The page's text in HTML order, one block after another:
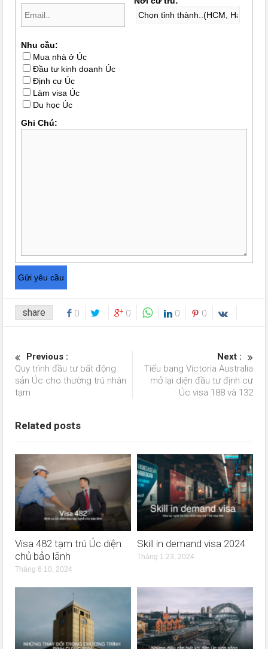
Nhu cầu:
Mua nhà ở Úc
Đầu tư kinh doanh Úc
Định cư Úc
Làm visa Úc
Du học Úc
Ghi Chú:
share 0 0 0 0
Previous :
Quy trình đầu tư bất động
sản Úc cho thường trú nhân
tạm
Next :
Tiểu bang Victoria Australia
mở lại diện đầu tư định cư
Úc visa 188 và 132
Related posts
Visa 482 tạm trú Úc diện
chủ bảo lãnh
Tháng 6 10, 2024
Skill in demand visa 2024
Tháng 1 23, 2024